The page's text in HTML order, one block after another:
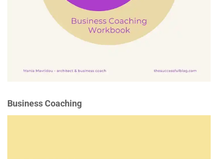
Business Coaching